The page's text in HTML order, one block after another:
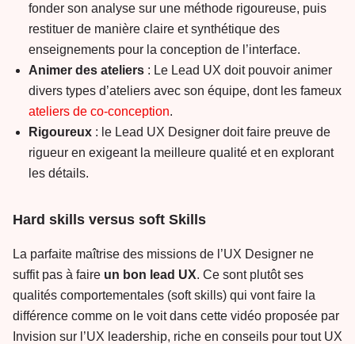
fonder son analyse sur une méthode rigoureuse, puis
restituer de manière claire et synthétique des
enseignements pour la conception de l’interface.
Animer des ateliers : Le Lead UX doit pouvoir animer
divers types d’ateliers avec son équipe, dont les fameux
ateliers de co-conception.
Rigoureux : le Lead UX Designer doit faire preuve de
rigueur en exigeant la meilleure qualité et en explorant
les détails.
Hard skills versus soft Skills
La parfaite maîtrise des missions de l’UX Designer ne
suffit pas à faire un bon lead UX. Ce sont plutôt ses
qualités comportementales (soft skills) qui vont faire la
différence comme on le voit dans cette vidéo proposée par
Invision sur l’UX leadership, riche en conseils pour tout UX